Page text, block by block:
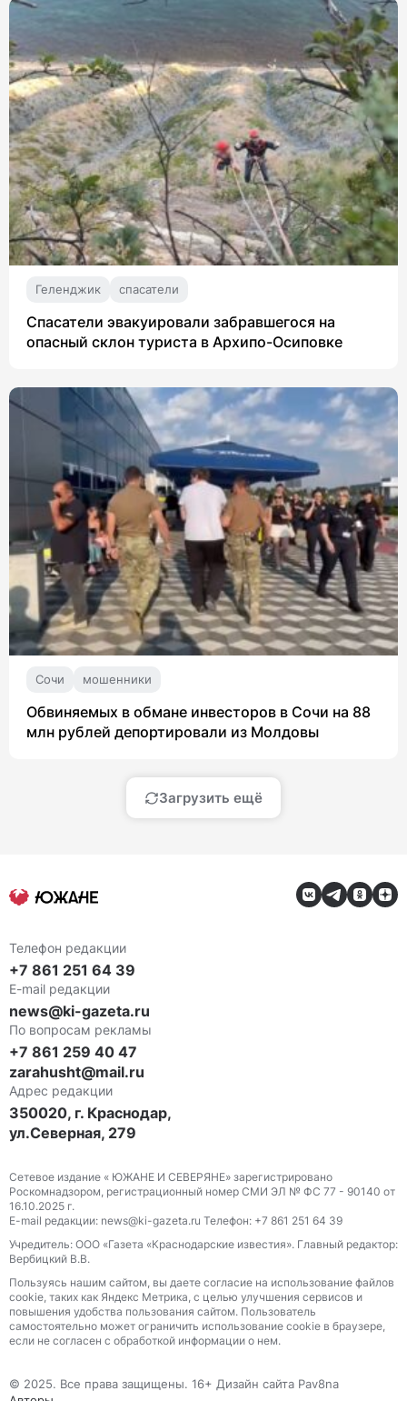
Геленджик спасатели
Спасатели эвакуировали забравшегося на
опасный склон туриста в Архипо-Осиповке
Сочи мошенники
Обвиняемых в обмане инвесторов в Сочи на 88
млн рублей депортировали из Молдовы
Загрузить ещё
Телефон редакции
+7 861 251 64 39
E-mail редакции
news@ki-gazeta.ru
По вопросам рекламы
+7 861 259 40 47
zarahusht@mail.ru
Адрес редакции
350020, г. Краснодар,
ул.Северная, 279
Сетевое издание « ЮЖАНЕ И СЕВЕРЯНЕ» зарегистрировано
Роскомнадзором, регистрационный номер СМИ ЭЛ № ФС 77 - 90140 от
16.10.2025 г.
E-mail редакции: news@ki-gazeta.ru Телефон: +7 861 251 64 39
Учредитель: ООО «Газета «Краснодарские известия». Главный редактор:
Вербицкий В.В.
Пользуясь нашим сайтом, вы даете согласие на использование файлов
сооkіе, таких как Яндекс Метрика, с целью улучшения сервисов и
повышения удобства пользования сайтом. Пользователь
самостоятельно может ограничить использование сооkіе в браузере,
если не согласен с обработкой информации о нем.
© 2025. Все права защищены. 16+ Дизайн сайта Pav8na